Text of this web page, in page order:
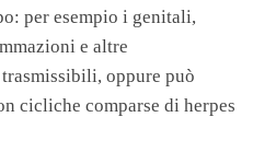
per esempio i genitali,
e altre
oppure può
cicliche comparse di herpes